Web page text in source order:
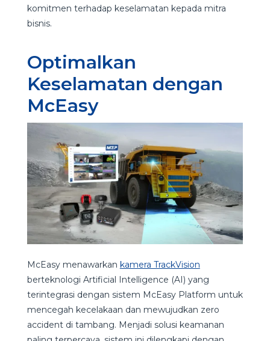
komitmen terhadap keselamatan kepada mitra
bisnis.
Optimalkan
Keselamatan dengan
McEasy
McEasy menawarkan kamera TrackVision
berteknologi Artificial Intelligence (AI) yang
terintegrasi dengan sistem McEasy Platform untuk
mencegah kecelakaan dan mewujudkan zero
accident di tambang. Menjadi solusi keamanan